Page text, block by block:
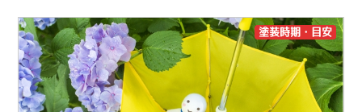
塗装時期・目安